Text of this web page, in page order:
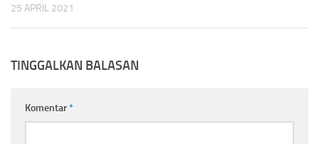
25 APRIL 2021
TINGGALKAN BALASAN
Komentar*